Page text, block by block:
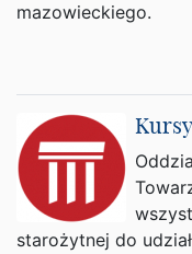
mazowieckiego.
starożytnej do